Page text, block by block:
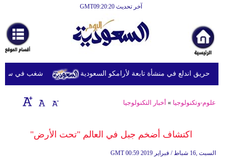
آخر تحديث GMT09:20:20
أخبارعاجلة
رياضة
ثقافة
إقتصاد
وموسيقى
شغب في سجون سريلانكا يودي حريق اندلع في منشأة تابعة لأرامكو السعودية
علوم-وتكنولوجيا » أخبار التكنولوجيا
اكتشاف أضخم جبل في العالم "تحت الأرض"
GMT 00:59 2019 السبت ,16 شباط / فبراير